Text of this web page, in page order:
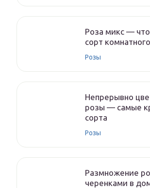
Роза микс — что
сорт
Розы
Непрерывно
розы — самые
сорта
Розы
Размножение
черенками в